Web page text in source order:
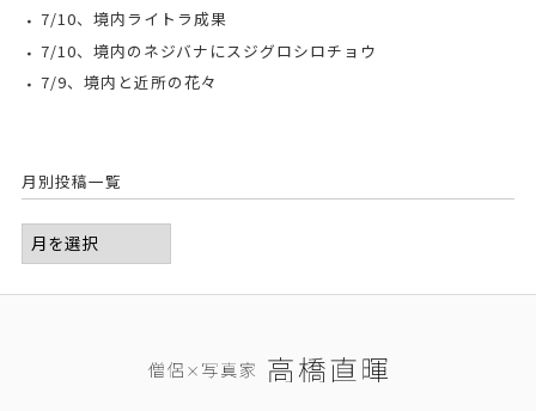
7/10、境内ライトラ成果
7/10、境内のネジバナにスジグロシロチョウ
7/9、境内と近所の花々
月別投稿一覧